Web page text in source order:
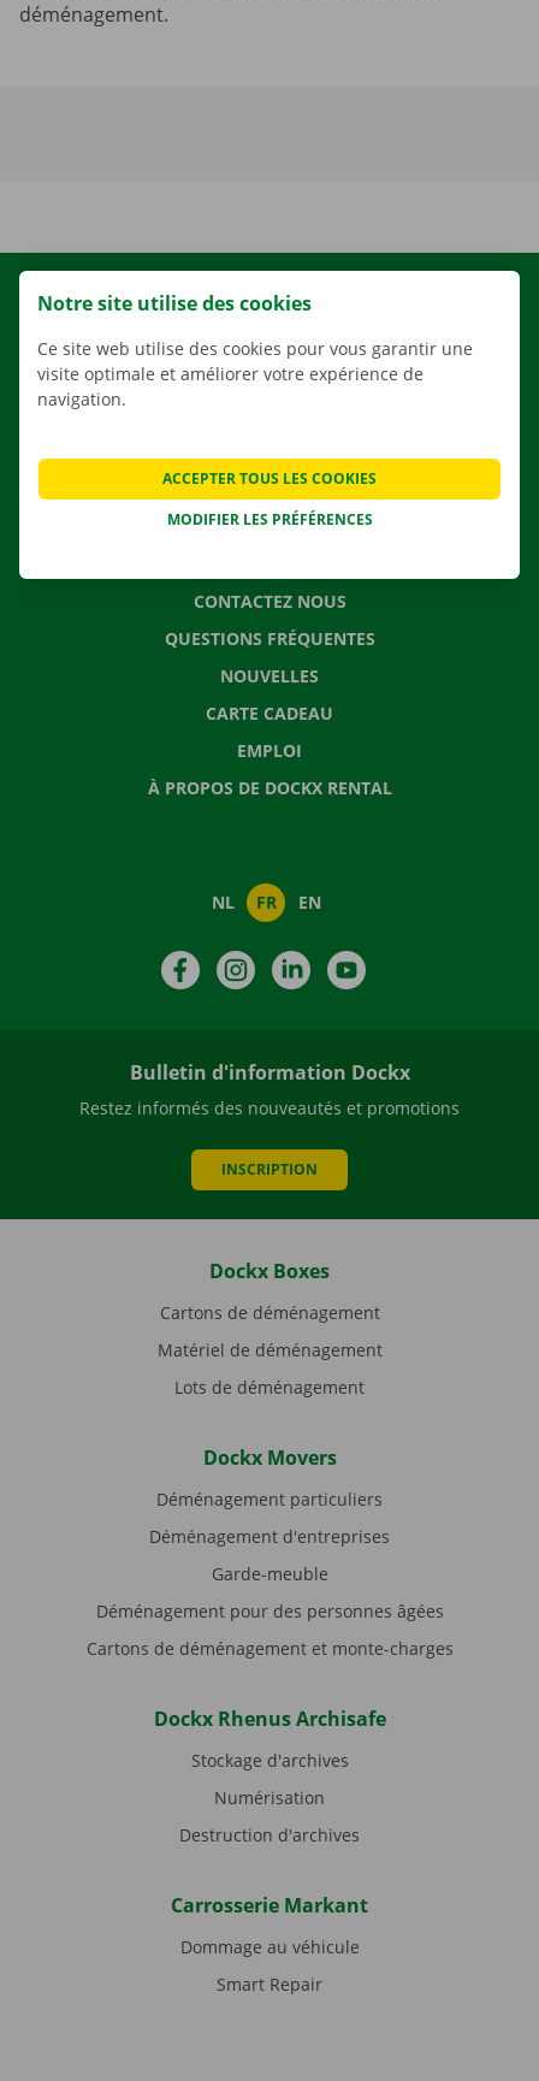
déménagement.
LOCATION
NOS VÉHICULES
NOS SERVICES
SOLUTIONS DE DÉMÉNAGEMENT
CONTACTEZ NOUS
QUESTIONS FRÉQUENTES
NOUVELLES
CARTE CADEAU
EMPLOI
À PROPOS DE DOCKX RENTAL
NL FR EN
FacebookInstagramLinkedIn
Bulletin d'information Dockx
Restez informés des nouveautés et promotions
INSCRIPTION
Dockx Boxes
Cartons de déménagement
Matériel de déménagement
Lots de déménagement
Dockx Movers
Déménagement particuliers
Déménagement d'entreprises
Garde-meuble
Déménagement pour des personnes âgées
Cartons de déménagement et monte-charges
Dockx Rhenus Archisafe
Stockage d'archives
Numérisation
Destruction d'archives
Carrosserie Markant
Dommage au véhicule
Smart Repair
Notre site utilise des cookies
Ce site web utilise des cookies pour vous garantir une
visite optimale et améliorer votre expérience de
navigation.
MODIFIER LES PRÉFÉRENCES
ACCEPTER TOUS LES COOKIES